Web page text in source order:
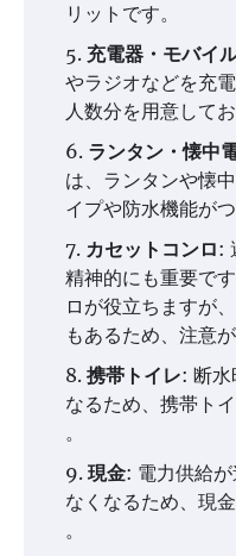
リットです​​。
充電器・モバイ
やラジオなどを充
人数分を用意して
ランタン・懐中
は、ランタンや懐
イプや防水機能が
カセットコンロ:
精神的にも重要で
ロが役立ちますが
もあるため、注意が
携帯トイレ: 断水
なるため、携帯ト
。
現金: 電力供給
なくなるため、現
。